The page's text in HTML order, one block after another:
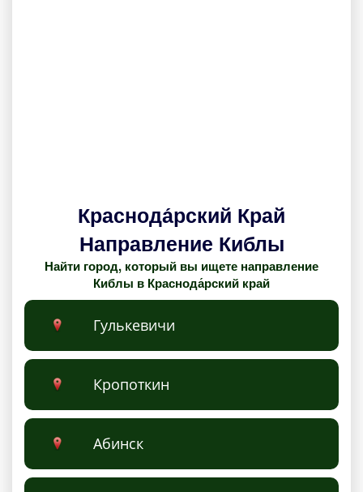
Краснода́рский Край
Направление Киблы
Найти город, который вы ищете направление
Киблы в Краснода́рский край
Гулькевичи
Кропоткин
Абинск